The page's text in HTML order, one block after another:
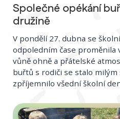
Společné opékání
družině
V pondělí 27. dubna se
odpoledním čase proměnila
vůně ohně a přátelské
buřtů s rodiči se stalo
zpříjemnilo všední školní